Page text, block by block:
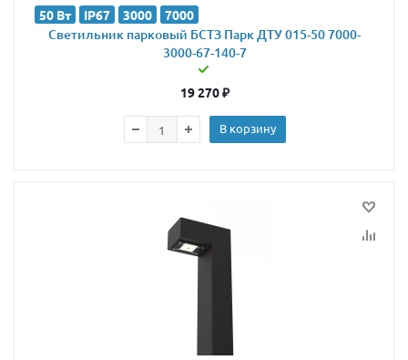
50 Вт IP67 3000 7000
Светильник парковый БСТЗ Парк ДТУ 015-50 7000-
3000-67-140-7
19 270₽
В корзину